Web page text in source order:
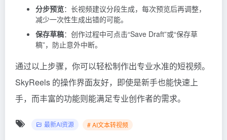
分步预览：长视频建议分段生成，每次预览后再调整，
减少一次性生成出错的可能。
保存草稿：创作过程中可点击“Save Draft”或“保存草
稿”，防止意外中断。
通过以上步骤，你可以轻松制作出专业水准的短视频。
SkyReels 的操作界面友好，即使是新手也能快速上
手，而丰富的功能则能满足专业创作者的需求。
最新AI资源 # AI文本转视频